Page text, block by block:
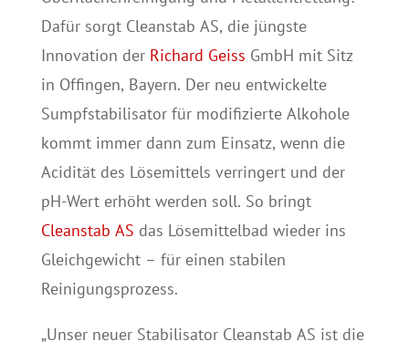
Dafür sorgt Cleanstab AS, die jüngste
Innovation der Richard Geiss GmbH mit Sitz
in Offingen, Bayern. Der neu entwickelte
Sumpfstabilisator für modifizierte Alkohole
kommt immer dann zum Einsatz, wenn die
Acidität des Lösemittels verringert und der
pH-Wert erhöht werden soll. So bringt
Cleanstab AS das Lösemittelbad wieder ins
Gleichgewicht – für einen stabilen
Reinigungsprozess.
„Unser neuer Stabilisator Cleanstab AS ist die